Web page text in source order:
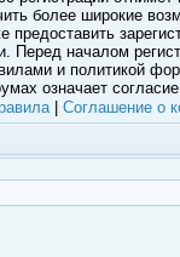
более широкие
Перед началом
и политикой
означает
| Соглашение о